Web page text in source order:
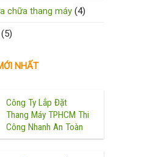
chữa thang máy (4)
(5)
NHẤT
Công Ty Lắp Đặt
Thang Máy TPHCM Thi
Công Nhanh An Toàn